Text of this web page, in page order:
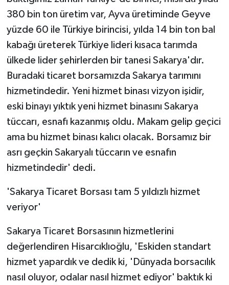
380 bin ton üretim var, Ayva üretiminde Geyve
yüzde 60 ile Türkiye birincisi, yılda 14 bin ton bal
kabağı üreterek Türkiye lideri kısaca tarımda
ülkede lider şehirlerden bir tanesi Sakarya'dır.
Buradaki ticaret borsamızda Sakarya tarımını
hizmetindedir. Yeni hizmet binası vizyon işidir,
eski binayı yıktık yeni hizmet binasını Sakarya
tüccarı, esnafı kazanmış oldu. Makam gelip geçici
ama bu hizmet binası kalıcı olacak. Borsamız bir
asrı geçkin Sakaryalı tüccarın ve esnafın
hizmetindedir' dedi.
'Sakarya Ticaret Borsası tam 5 yıldızlı hizmet
veriyor'
Sakarya Ticaret Borsasının hizmetlerini
değerlendiren Hisarcıklıoğlu, 'Eskiden standart
hizmet yapardık ve dedik ki, 'Dünyada borsacılık
nasıl oluyor, odalar nasıl hizmet ediyor' baktık ki